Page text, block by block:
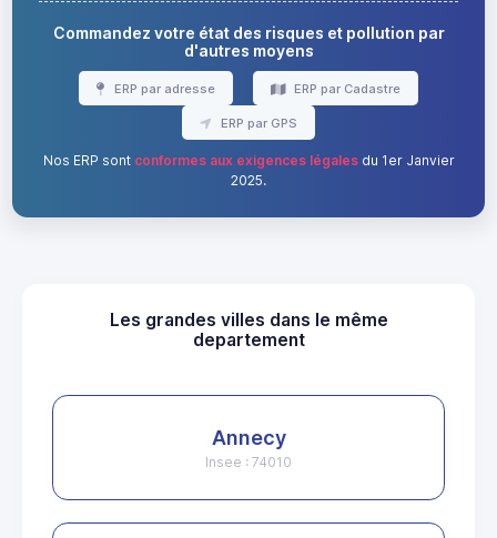
Commandez votre état des risques et pollution par
d'autres moyens
ERP par adresse ERP par Cadastre
ERP par GPS
Nos ERP sont conformes aux exigences légalesdu 1er Janvier
2025.
Les grandes villes dans le même
departement
Annecy
Insee : 74010